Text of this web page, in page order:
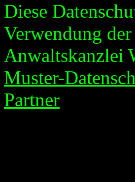
Diese
Verwendung
Anwaltskanzlei
Muster-
Partner